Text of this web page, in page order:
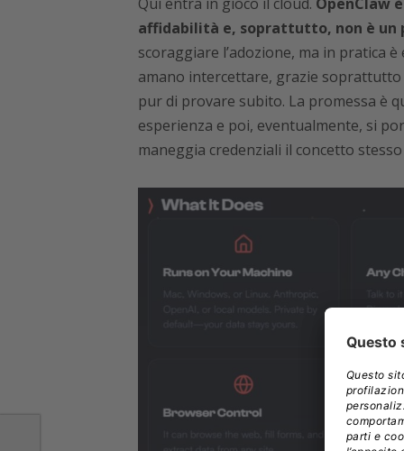
affidabilità e, soprattutto, non è un
scoraggiare l’adozione, ma in pratica
amano intercettare, grazie
pur di provare subito. La promessa è
esperienza e poi, eventualmente, si
maneggia credenziali il concetto